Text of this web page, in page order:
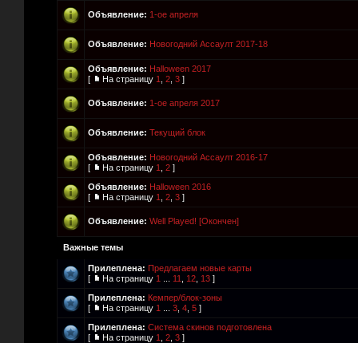
Объявление: 1-ое апреля
Объявление: Новогодний Ассаулт 2017-18
Объявление: Halloween 2017
[
На страницу 1 2 3 ]
Объявление: 1-ое апреля 2017
Объявление: Текущий блок
Объявление: Новогодний Ассаулт 2016-17
[
На страницу 1 2 ]
Объявление: Halloween 2016
[
На страницу 1 2 3 ]
Объявление: Well Played! [Окончен]
Важные темы
Прилеплена: Предлагаем новые карты
[
На страницу 1 11 12 13 ]
Прилеплена: Кемпер/блок-зоны
[
На страницу 1 3 4 5 ]
Прилеплена: Система скинов подготовлена
[
На страницу 1 2 3 ]